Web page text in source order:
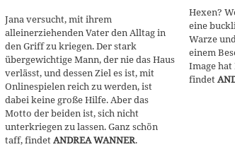
Jana versucht, mit ihrem
alleinerziehenden Vater den Alltag in
den Griff zu kriegen. Der stark
übergewichtige Mann, der nie das Haus
verlässt, und dessen Ziel es ist, mit
Onlinespielen reich zu werden, ist
dabei keine große Hilfe. Aber das
Motto der beiden ist, sich nicht
unterkriegen zu lassen. Ganz schön
taff, findetANDREA WANNER.
Hexen?
eine
Warze
einem
Image
findet